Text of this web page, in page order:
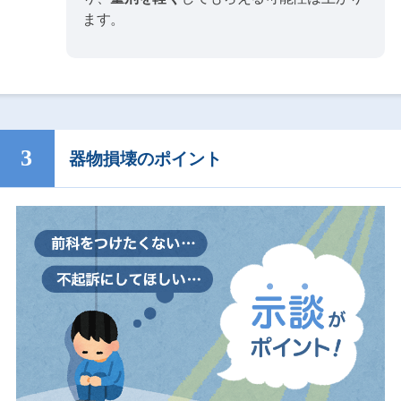
ます。
器物損壊のポイント